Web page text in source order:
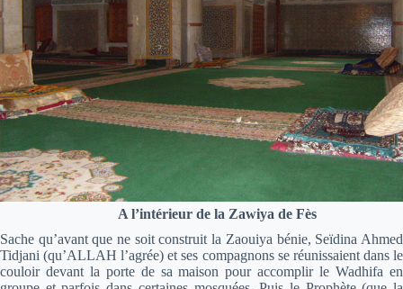
A l’intérieur de la Zawiya de Fès
Sache qu’avant que ne soit construit la Zaouiya bénie, Seïdina Ahmed
Tidjani (qu’ALLAH l’agrée) et ses compagnons se réunissaient dans le
couloir devant la porte de sa maison pour accomplir le Wadhifa en